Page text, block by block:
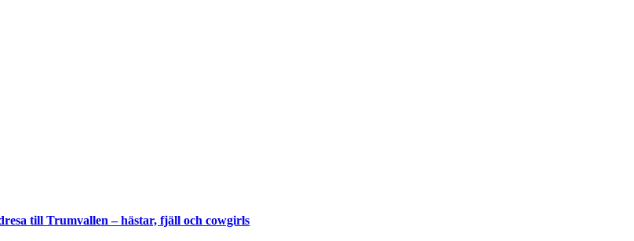
till Trumvallen – hästar, fjäll och cowgirls